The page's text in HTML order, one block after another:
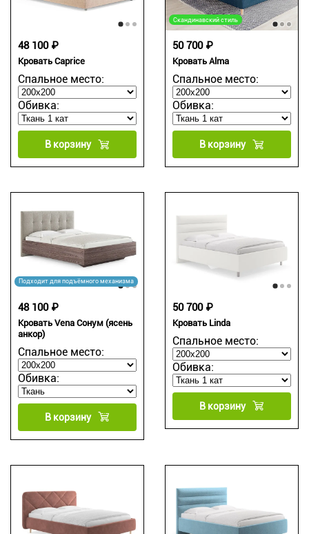
Кровать Caprice
Спальное место:
Обивка:
48 100 ₽
В корзину
Скандинавский стиль
Кровать Alma
Спальное место:
Обивка:
50 700 ₽
В корзину
Подходит для подъёмного механизма
Кровать Vena Сонум (ясень
анкор)
Спальное место:
Обивка:
48 100 ₽
В корзину
Кровать Linda
Спальное место:
Обивка:
50 700 ₽
В корзину